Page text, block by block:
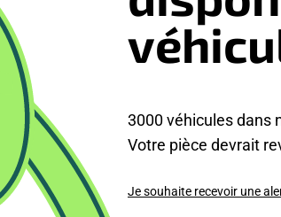
3000 véhicules dans
Votre pièce devrait
Je souhaite recevoir une